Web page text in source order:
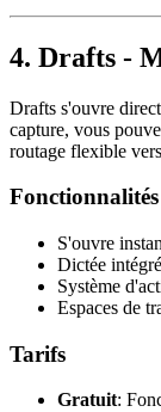
4. Drafts -
Drafts s'ouvre
capture, vous
routage flexible
Fonctionnalités
S'ouvre
Dictée
Système
Espaces de
Tarifs
Gratuit: